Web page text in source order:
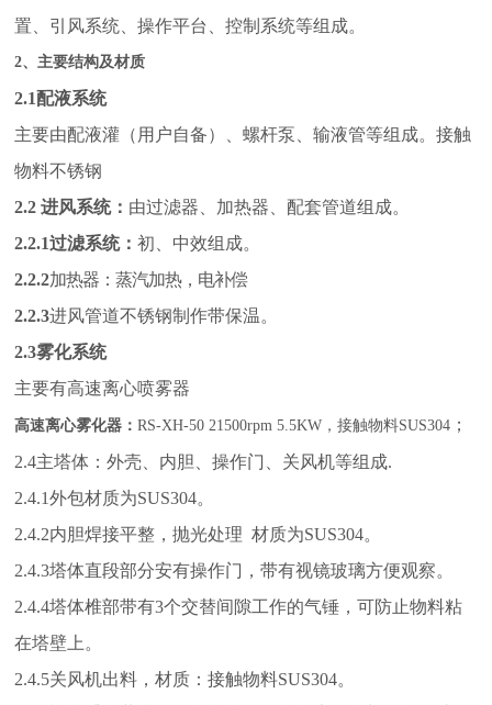
置、引风系统、操作平台、控制系统等组成。
2、主要结构及材质
2.1配液系统
主要由配液灌（用户自备）、螺杆泵、输液管等组成。接触
物料不锈钢
2.2进风系统： 由过滤器、加热器、配套管道组成。
2.2.1过滤系统：初、中效组成。
2.2.2加热器：蒸汽加热，电补偿
2.2.3进风管道不锈钢制作带保温。
2.3雾化系统
主要有高速离心喷雾器
高速离心雾化器：RS-XH-50 21500rpm 5.5KW ，接触物料SUS304 ；
2.4主塔体：外壳、内胆、操作门、关风机等组成.
2.4.1外包材质为SUS304。
2.4.2内胆焊接平整，抛光处理 材质为SUS304。
2.4.3塔体直段部分安有操作门，带有视镜玻璃方便观察。
2.4.4塔体椎部带有3个交替间隙工作的气锤，可防止物料粘
在塔壁上。
2.4.5关风机出料，材质：接触物料SUS304。